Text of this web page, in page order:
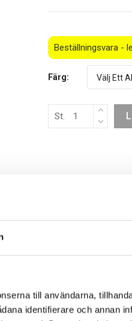
till användarna,
identifierare och annan
Beställningsvara -
Färg:
St.
och en genomtänkt design